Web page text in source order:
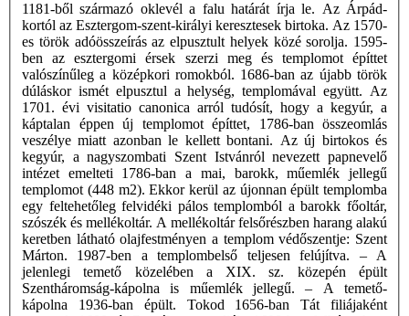
1181-ből származó oklevél a falu határát írja le. Az Árpád-
kortól az Esztergom-szent-királyi keresztesek birtoka. Az 1570-
es török adóösszeírás az elpusztult helyek közé sorolja. 1595-
ben az esztergomi érsek szerzi meg és templomot építtet
valószínűleg a középkori romokból. 1686-ban az újabb török
dúláskor ismét elpusztul a helység, templomával együtt. Az
1701. évi visitatio canonica arról tudósít, hogy a kegyúr, a
káptalan éppen új templomot építtet, 1786-ban összeomlás
veszélye miatt azonban le kellett bontani. Az új birtokos és
kegyúr, a nagyszombati Szent Istvánról nevezett papnevelő
intézet emelteti 1786-ban a mai, barokk, műemlék jellegű
templomot (448 m2). Ekkor kerül az újonnan épült templomba
egy feltehetőleg felvidéki pálos templomból a barokk főoltár,
szószék és mellékoltár. A mellékoltár felsőrészben harang alakú
keretben látható olajfestményen a templom védőszentje: Szent
Márton. 1987-ben a templombelső teljesen felújítva. – A
jelenlegi temető közelében a XIX. sz. közepén épült
Szentháromság-kápolna is műemlék jellegű. – A temető-
kápolna 1936-ban épült. Tokod 1656-ban Tát filiájaként